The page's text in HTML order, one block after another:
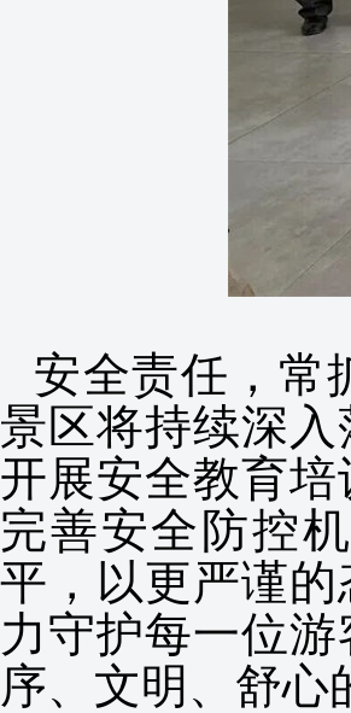
安全责任，常
景区将持续深
开展安全教育
完善安全防控
平，以更严谨
力守护每一位
序、文明、舒心